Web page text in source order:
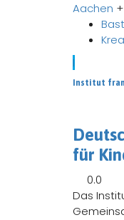
Aachen +
I
Institut
für
0.0
Das